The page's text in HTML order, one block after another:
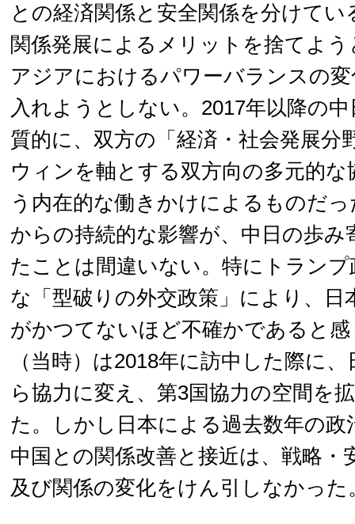
との経済関係と安全関係を分けてい
関係発展によるメリットを捨てよ
アジアにおけるパワーバランスの
入れようとしない。2017年以降の
質的に、双方の「経済・社会発展分
ウィンを軸とする双方向の多元的な
う内在的な働きかけによるものだ
からの持続的な影響が、中日の歩み
たことは間違いない。特にトランプ
な「型破りの外交政策」により、日
がかつてないほど不確かであると
（当時）は2018年に訪中した際に
ら協力に変え、第3国協力の空間を
た。しかし日本による過去数年の政
中国との関係改善と接近は、戦略・
及び関係の変化をけん引しなかった